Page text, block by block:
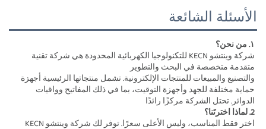
الأسئلة الشائعة
١. من نحن؟
متقدمة متخصصة في البحث والتطوير
الدوائر. تحتل الشركة مركزًا رائدًا
2. لماذا اخترتَنا؟